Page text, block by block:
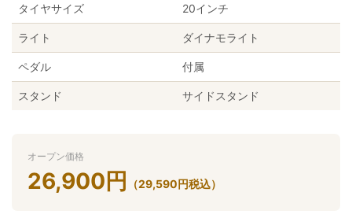
タイヤサイズ 20インチ
ライト ダイナモライト
ペダル 付属
スタンド サイドスタンド
オープン価格
26,900円 （29,590円税込）